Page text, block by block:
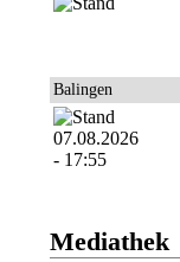
Balingen
Mediathek